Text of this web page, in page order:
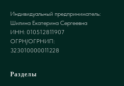
Индивидуальный предприниматель:
Шилина Екатерина Сергеевна
ИНН: 010512811907
ОГРН/ОГРНИП:
323010000011228
Разделы